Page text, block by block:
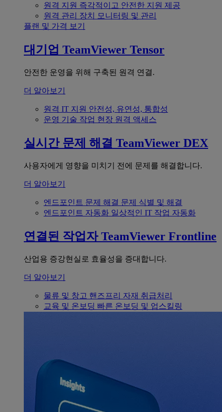
원격 지원 즉각적이고 안전한 지원 제공
원격 관리 장치 모니터링 및 관리
플랜 및 가격 보기
대기업 TeamViewer Tensor
안전한 운영을 위해 구축된 원격 연결.
더 알아보기
원격 IT 지원 안전성, 유연성, 통합성
운영 기술 작업 현장 원격 액세스
실시간 문제 해결 TeamViewer DEX
사용자에게 영향을 미치기 전에 문제를 해결합니다.
더 알아보기
엔드포인트 문제 해결 문제 식별 및 해결
엔드포인트 자동화 일상적인 IT 작업 자동화
연결된 작업자 TeamViewer Frontline
산업용 증강현실로 효율성을 증대합니다.
더 알아보기
물류 및 창고 핸즈프리 자재 취급처리
교육 및 온보딩 빠른 온보딩 및 업스킬링